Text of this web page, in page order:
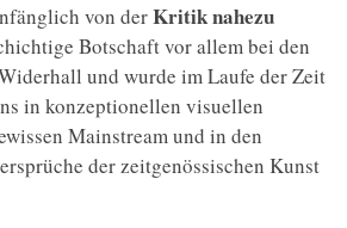
von derKritik nahezu
Botschaft vor allem bei den
und wurde im Laufe der Zeit
in konzeptionellen visuellen
Mainstream und in den
der zeitgenössischen Kunst